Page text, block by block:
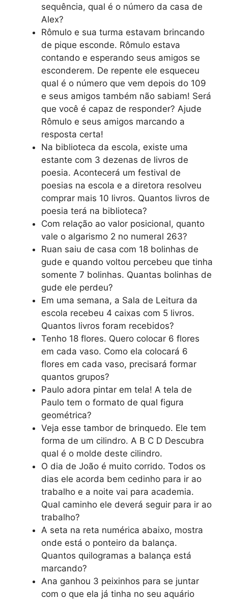
sequência, qual é o número da casa de
Alex?
Rômulo e sua turma estavam brincando
de pique esconde. Rômulo estava
contando e esperando seus amigos se
esconderem. De repente ele esqueceu
qual é o número que vem depois do 109
e seus amigos também não sabiam! Será
que você é capaz de responder? Ajude
Rômulo e seus amigos marcando a
resposta certa!
Na biblioteca da escola, existe uma
estante com 3 dezenas de livros de
poesia. Acontecerá um festival de
poesias na escola e a diretora resolveu
comprar mais 10 livros. Quantos livros de
poesia terá na biblioteca?
Com relação ao valor posicional, quanto
vale o algarismo 2 no numeral 263?
Ruan saiu de casa com 18 bolinhas de
gude e quando voltou percebeu que tinha
somente 7 bolinhas. Quantas bolinhas de
gude ele perdeu?
Em uma semana, a Sala de Leitura da
escola recebeu 4 caixas com 5 livros.
Quantos livros foram recebidos?
Tenho 18 flores. Quero colocar 6 flores
em cada vaso. Como ela colocará 6
flores em cada vaso, precisará formar
quantos grupos?
Paulo adora pintar em tela! A tela de
Paulo tem o formato de qual figura
geométrica?
Veja esse tambor de brinquedo. Ele tem
forma de um cilindro. A B C D Descubra
qual é o molde deste cilindro.
O dia de João é muito corrido. Todos os
dias ele acorda bem cedinho para ir ao
trabalho e a noite vai para academia.
Qual caminho ele deverá seguir para ir ao
trabalho?
A seta na reta numérica abaixo, mostra
onde está o ponteiro da balança.
Quantos quilogramas a balança está
marcando?
Ana ganhou 3 peixinhos para se juntar
com o que ela já tinha no seu aquário